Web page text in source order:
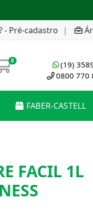
- Pré-cadastro |
0
(19)
0800 770
FABER-CASTELL
FACIL 1L